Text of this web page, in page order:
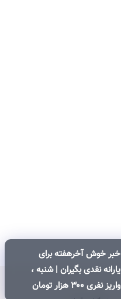
خبر خوش آخرهفته برای
یارانه نقدی بگیران | شنبه ،
واریز نفری ۳۰۰ هزار تومان